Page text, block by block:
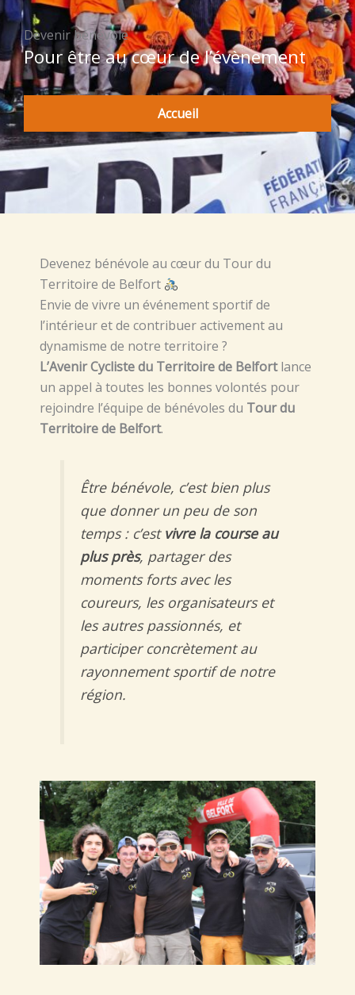
Devenir bénévole
Pour être au cœur de l’évènement
Accueil
Devenez bénévole au cœur du Tour du
Territoire de Belfort
Envie de vivre un événement sportif de
l’intérieur et de contribuer activement au
dynamisme de notre territoire ?
L’Avenir Cycliste du Territoire de Belfortlance
un appel à toutes les bonnes volontés pour
rejoindre l’équipe de bénévoles du Tour du
Territoire de Belfort.
Être bénévole, c’est bien plus
que donner un peu de son
temps : c’est vivre la course au
plus près, partager des
moments forts avec les
coureurs, les organisateurs et
les autres passionnés, et
participer concrètement au
rayonnement sportif de notre
région.